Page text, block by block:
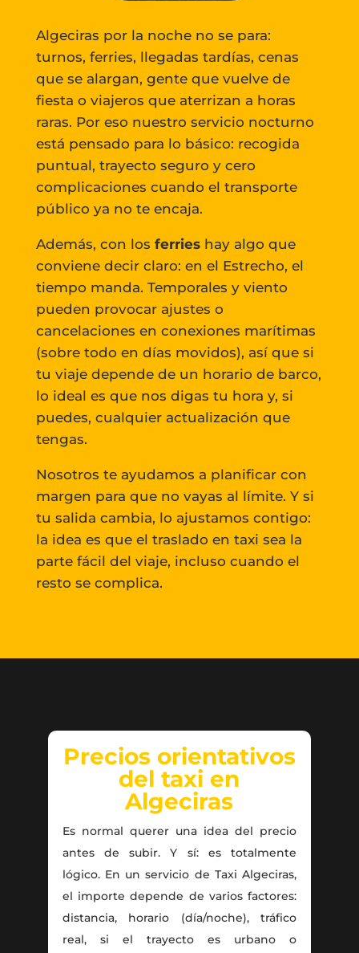
Algeciras por la noche no se para:
turnos, ferries, llegadas tardías, cenas
que se alargan, gente que vuelve de
fiesta o viajeros que aterrizan a horas
raras. Por eso nuestro servicio nocturno
está pensado para lo básico: recogida
puntual, trayecto seguro y cero
complicaciones cuando el transporte
público ya no te encaja.
Además, con los ferrieshay algo que
conviene decir claro: en el Estrecho, el
tiempo manda. Temporales y viento
pueden provocar ajustes o
cancelaciones en conexiones marítimas
(sobre todo en días movidos), así que si
tu viaje depende de un horario de barco,
lo ideal es que nos digas tu hora y, si
puedes, cualquier actualización que
tengas.
Nosotros te ayudamos a planificar con
margen para que no vayas al límite. Y si
tu salida cambia, lo ajustamos contigo:
la idea es que el traslado en taxi sea la
parte fácil del viaje, incluso cuando el
resto se complica.
Precios orientativos
del taxi en
Algeciras
Es normal querer una idea del precio
antes de subir. Y sí: es totalmente
lógico. En un servicio de Taxi Algeciras,
el importe depende de varios factores:
distancia, horario (día/noche), tráfico
real, si el trayecto es urbano o